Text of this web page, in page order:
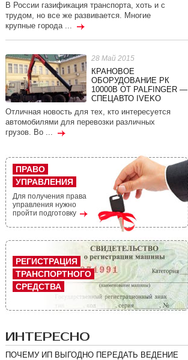
В России газификация транспорта, хоть и с
трудом, но все же развивается. Многие
крупные города ...
28 Май 2015
КРАНОВОЕ
ОБОРУДОВАНИЕ РК
10000В ОТ PALFINGER —
СПЕЦАВТО IVEKO
Отличная новость для тех, кто интересуется
автомобилями для перевозки различных
грузов. Во ...
ПРАВО
УПРАВЛЕНИЯ
Для получения права
управления нужно
пройти подготовку
РЕГИСТРАЦИЯ
ТРАНСПОРТНОГО
СРЕДСТВА
ИНТЕРЕСНО
ПОЧЕМУ ИП ВЫГОДНО ПЕРЕДАТЬ ВЕДЕНИЕ